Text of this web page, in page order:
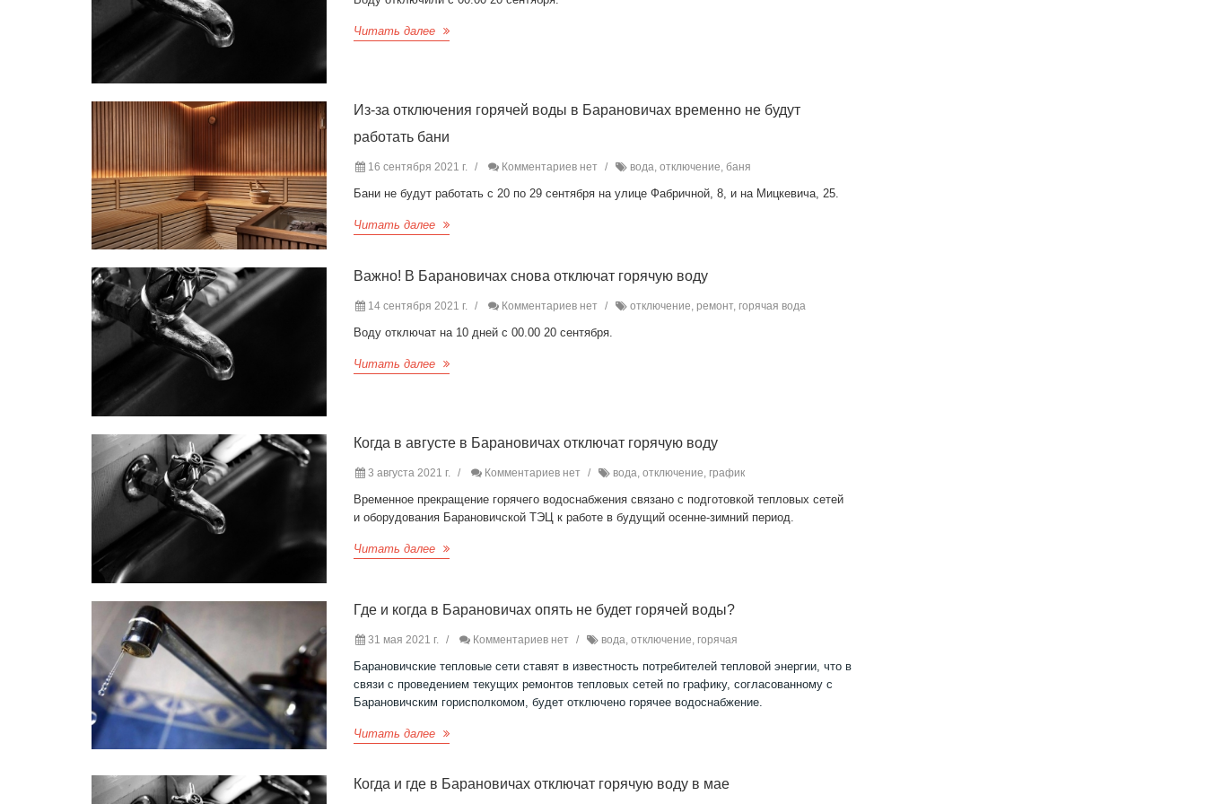
Читать далее
Из-за отключения горячей воды в Барановичах временно не будут
работать бани
16 сентября 2021 г. Комментариев нет вода, отключение, баня
Бани не будут работать с 20 по 29 сентября на улице Фабричной, 8, и на Мицкевича, 25.
Читать далее
Важно! В Барановичах снова отключат горячую воду
14 сентября 2021 г. Комментариев нет отключение, ремонт, горячая вода
Воду отключат на 10 дней с 00.00 20 сентября.
Читать далее
Когда в августе в Барановичах отключат горячую воду
3 августа 2021 г. Комментариев нет вода, отключение, график
Временное прекращение горячего водоснабжения связано с подготовкой тепловых сетей
и оборудования Барановичской ТЭЦ к работе в будущий осенне-зимний период.
Читать далее
Где и когда в Барановичах опять не будет горячей воды?
31 мая 2021 г. Комментариев нет вода, отключение, горячая
Барановичские тепловые сети ставят в известность потребителей тепловой энергии, что в
связи с проведением текущих ремонтов тепловых сетей по графику, согласованному с
Барановичским горисполкомом, будет отключено горячее водоснабжение.
Читать далее
Когда и где в Барановичах отключат горячую воду в мае